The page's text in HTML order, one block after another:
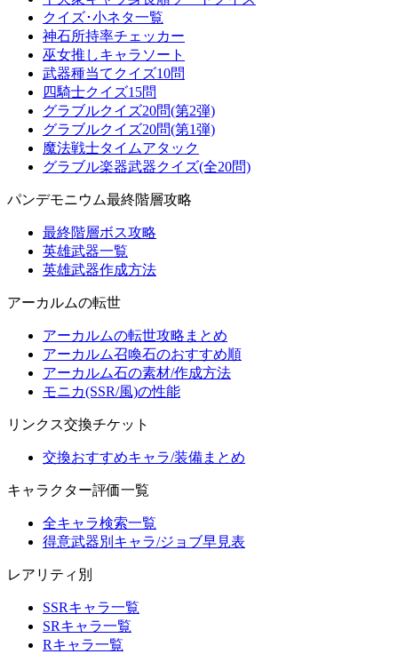
クイズ･小ネタ一覧
神石所持率チェッカー
巫女推しキャラソート
武器種当てクイズ10問
四騎士クイズ15問
グラブルクイズ20問(第2弾)
グラブルクイズ20問(第1弾)
魔法戦士タイムアタック
グラブル楽器武器クイズ(全20問)
パンデモニウム最終階層攻略
最終階層ボス攻略
英雄武器一覧
英雄武器作成方法
アーカルムの転世
アーカルムの転世攻略まとめ
アーカルム召喚石のおすすめ順
アーカルム石の素材/作成方法
モニカ(SSR/風)の性能
リンクス交換チケット
交換おすすめキャラ/装備まとめ
キャラクター評価一覧
全キャラ検索一覧
得意武器別キャラ/ジョブ早見表
レアリティ別
SSRキャラ一覧
SRキャラ一覧
Rキャラ一覧